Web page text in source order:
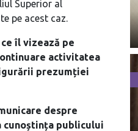
Superior al
pe acest caz.
îl vizează pe
activitatea
prezumției
despre
publicului